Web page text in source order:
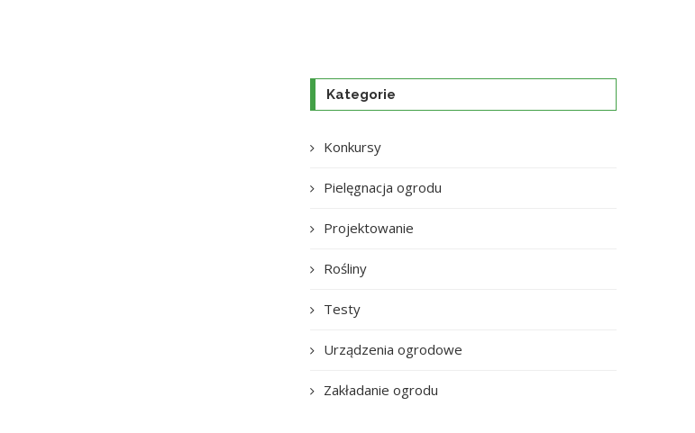
Kategorie
Konkursy
Pielęgnacja ogrodu
Projektowanie
Rośliny
Testy
Urządzenia ogrodowe
Zakładanie ogrodu